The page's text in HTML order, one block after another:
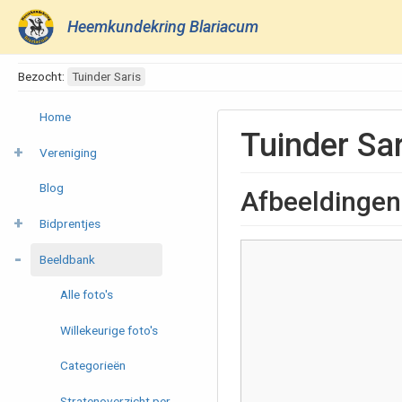
Heemkundekring Blariacum
Bezocht: Tuinder Saris
Home
Vereniging
Blog
Bidprentjes
Beeldbank
Alle foto's
Willekeurige foto's
Categorieën
Tuinder
Afbeeldingen